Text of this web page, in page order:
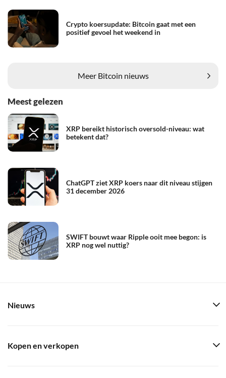
Crypto koersupdate: Bitcoin gaat met een
positief gevoel het weekend in
Meer Bitcoin nieuws
Meest gelezen
XRP bereikt historisch oversold-niveau: wat
betekent dat?
ChatGPT ziet XRP koers naar dit niveau stijgen
31 december 2026
SWIFT bouwt waar Ripple ooit mee begon: is
XRP nog wel nuttig?
Nieuws
Kopen en verkopen